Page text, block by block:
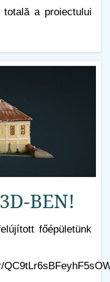
totală a proiectului
BEN!
főépületünk